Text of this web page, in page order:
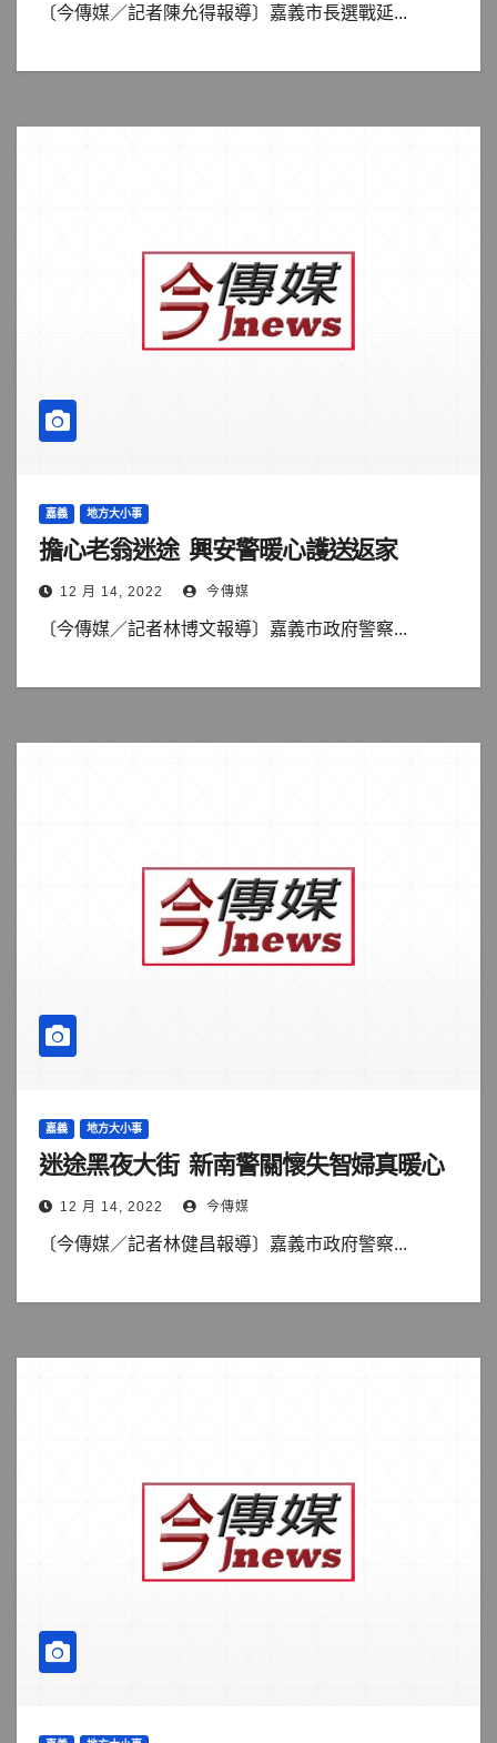
〔今傳媒／記者陳允得報導〕嘉義市長選戰延...
嘉義 地方大小事
擔心老翁迷途 興安警暖心護送返家
12 月 14, 2022 今傳媒
〔今傳媒／記者林博文報導〕嘉義市政府警察...
嘉義 地方大小事
迷途黑夜大街 新南警關懷失智婦真暖心
12 月 14, 2022 今傳媒
〔今傳媒／記者林健昌報導〕嘉義市政府警察...